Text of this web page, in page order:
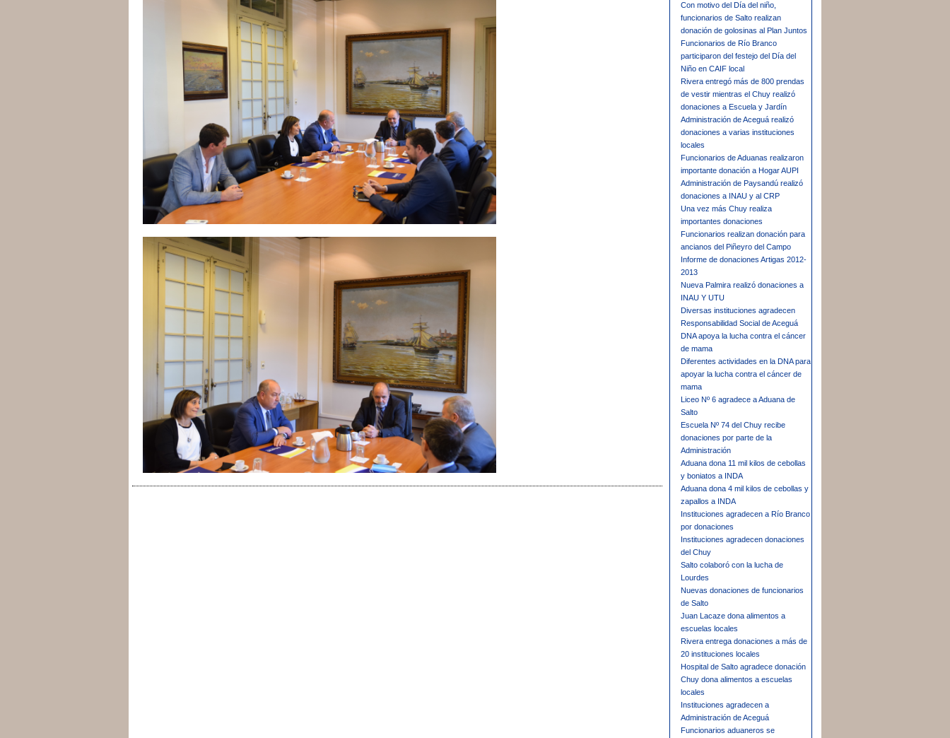
Con motivo del Día del niño,
funcionarios de Salto realizan
donación de golosinas al Plan Juntos
Funcionarios de Río Branco
participaron del festejo del Día del
Niño en CAIF local
Rivera entregó más de 800 prendas
de vestir mientras el Chuy realizó
donaciones a Escuela y Jardín
Administración de Aceguá realizó
donaciones a varias instituciones
locales
Funcionarios de Aduanas realizaron
importante donación a Hogar AUPI
Administración de Paysandú realizó
donaciones a INAU y al CRP
Una vez más Chuy realiza
importantes donaciones
Funcionarios realizan donación para
ancianos del Piñeyro del Campo
Informe de donaciones Artigas 2012-
2013
Nueva Palmira realizó donaciones a
INAU Y UTU
Diversas instituciones agradecen
Responsabilidad Social de Aceguá
DNA apoya la lucha contra el cáncer
de mama
Diferentes actividades en la DNA para
apoyar la lucha contra el cáncer de
mama
Liceo Nº 6 agradece a Aduana de
Salto
Escuela Nº 74 del Chuy recibe
donaciones por parte de la
Administración
Aduana dona 11 mil kilos de cebollas
y boniatos a INDA
Aduana dona 4 mil kilos de cebollas y
zapallos a INDA
Instituciones agradecen a Río Branco
por donaciones
Instituciones agradecen donaciones
del Chuy
Salto colaboró con la lucha de
Lourdes
Nuevas donaciones de funcionarios
de Salto
Juan Lacaze dona alimentos a
escuelas locales
Rivera entrega donaciones a más de
20 instituciones locales
Hospital de Salto agradece donación
Chuy dona alimentos a escuelas
locales
Instituciones agradecen a
Administración de Aceguá
Funcionarios aduaneros se